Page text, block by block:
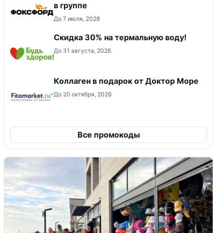
в группе
До 7 июля, 2028
Скидка 30% на термальную воду!
До 31 августа, 2026
Коллаген в подарок от Доктор Море
До 20 октября, 2026
Все промокоды